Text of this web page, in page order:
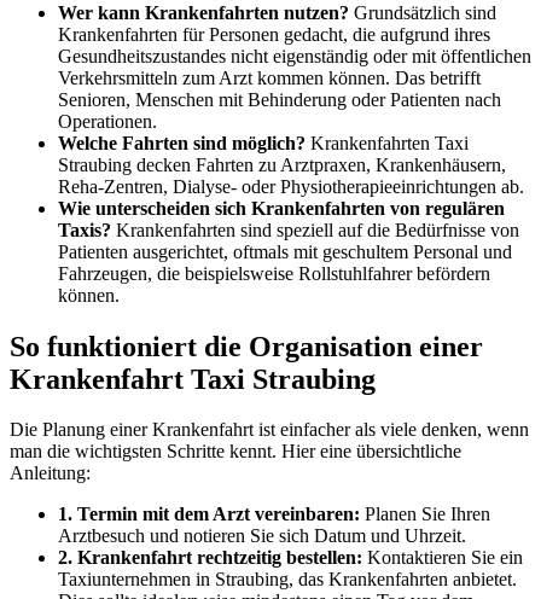
Wer kann Krankenfahrten nutzen? Grundsätzlich sind
Krankenfahrten für Personen gedacht, die aufgrund ihres
Gesundheitszustandes nicht eigenständig oder mit öffentlichen
Verkehrsmitteln zum Arzt kommen können. Das betrifft
Senioren, Menschen mit Behinderung oder Patienten nach
Operationen.
Welche Fahrten sind möglich? Krankenfahrten Taxi
Straubing decken Fahrten zu Arztpraxen, Krankenhäusern,
Reha-Zentren, Dialyse- oder Physiotherapieeinrichtungen ab.
Wie unterscheiden sich Krankenfahrten von regulären
Taxis? Krankenfahrten sind speziell auf die Bedürfnisse von
Patienten ausgerichtet, oftmals mit geschultem Personal und
Fahrzeugen, die beispielsweise Rollstuhlfahrer befördern
können.
So funktioniert die Organisation einer
Krankenfahrt Taxi Straubing
Die Planung einer Krankenfahrt ist einfacher als viele denken, wenn
man die wichtigsten Schritte kennt. Hier eine übersichtliche
Anleitung:
1. Termin mit dem Arzt vereinbaren: Planen Sie Ihren
Arztbesuch und notieren Sie sich Datum und Uhrzeit.
2. Krankenfahrt rechtzeitig bestellen: Kontaktieren Sie ein
Taxiunternehmen in Straubing, das Krankenfahrten anbietet.